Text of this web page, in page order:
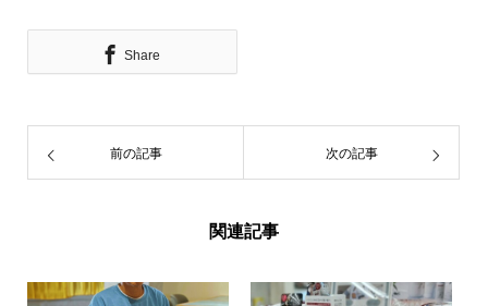
Share
前の記事 次の記事
関連記事